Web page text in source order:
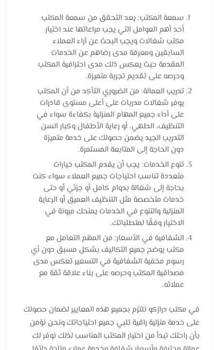
سمعة المكتب: يعد التحقق من سمعة المكتب
أحد أهم العوامل التي يجب مراعاتها عند اختيار
مكتب شغالات ويجب البحث عن آراء العملاء
السابقين ومعرفة مدى رضاهم عن الخدمات
المقدمة حيث يعكس ذلك مدى احترافية المكتب
وحرصه على تقديم تجربة متميزة.
تدريب العمالة: من الضروري التأكد من أن المكتب
يوفر شغالات مدربات على أعلى مستوى قادرات
على أداء جميع المهام المنزلية بكفاءة سواء في
التنظيف، الطهي، أو رعاية الأطفال وكبار السن
التدريب الجيد يضمن حصولك على خدمة متميزة
دون الحاجة إلى المتابعة المستمرة.
تنوع الخدمات: يجب أن يقدم المكتب خيارات
متعددة تناسب احتياجات جميع العملاء سواء كنت
بحاجة إلى شغالة بدوام كامل أو جزئي أو حتى
خدمات متخصصة مثل التنظيف العميق أو الرعاية
المنزلية والتنوع في الخدمات يمنحك مرونة في
الاختيار وفقًا لمتطلباتك.
الشفافية في الأسعار: من المهم التعامل مع
مكتب يوضح جميع التكاليف بشكل مسبق دون أي
رسوم مخفية الشفافية في التسعير تعكس مدى
مصداقية المكتب وحرصه على بناء علاقة ثقة مع
عملائه.
في مكتب درازكو نلتزم بجميع هذه المعايير لضمان حصولك
على خدمة منزلية راقية تلبي جميع احتياجاتك ونحن نؤمن
بأن راحتك تبدأ من اختيار المكتب المناسب لذلك نوفر لك